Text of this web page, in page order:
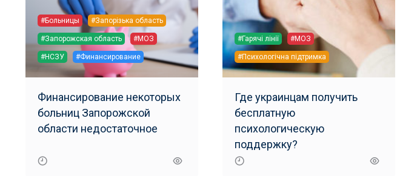
#Больницы #Запорізька область
#Запорожская область #МОЗ
#НСЗУ #Финансирование
Финансирование некоторых
больниц Запорожской
области недостаточное
#Гарячі лінії #МОЗ
#Психологічна підтримка
Где украинцам получить
бесплатную
психологическую
поддержку?